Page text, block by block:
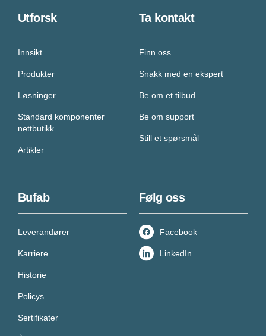
Utforsk
Innsikt
Produkter
Løsninger
Standard komponenter
nettbutikk
Artikler
Ta kontakt
Finn oss
Snakk med en ekspert
Be om et tilbud
Be om support
Still et spørsmål
Bufab
Leverandører
Karriere
Historie
Policys
Sertifikater
Følg oss
Facebook
LinkedIn